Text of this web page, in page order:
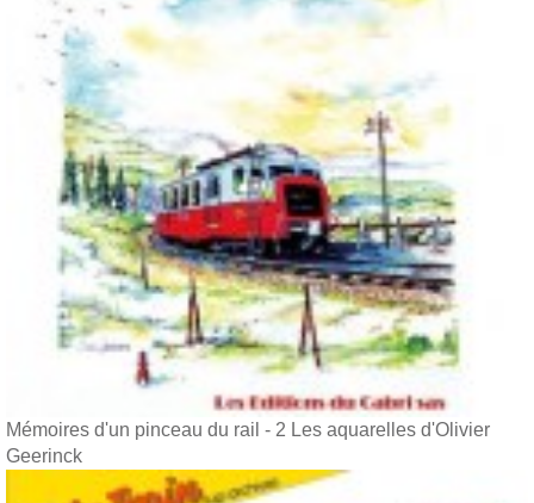
Mémoires d'un pinceau du rail - 2 Les aquarelles d'Olivier
Geerinck